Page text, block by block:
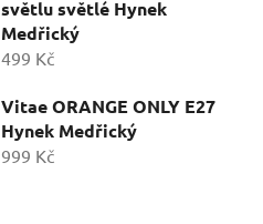
světlu světlé Hynek
Medřický
499 Kč
Vitae ORANGE ONLY E27
Hynek Medřický
999 Kč